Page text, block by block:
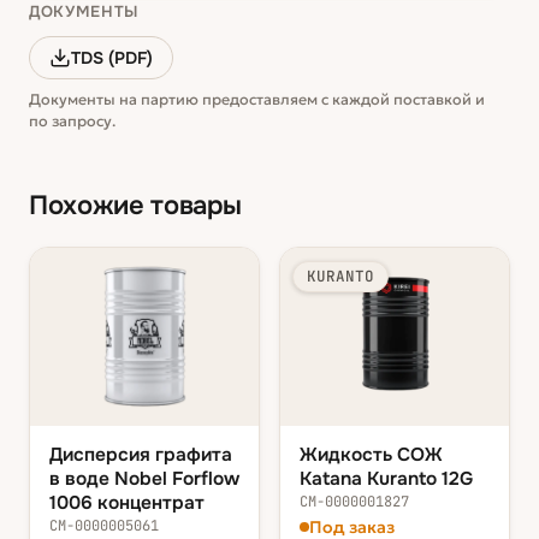
ДОКУМЕНТЫ
TDS (PDF)
Документы на партию предоставляем с каждой поставкой и
по запросу.
Похожие товары
Дисперсия графита
в воде Nobel Forflow
1006 концентрат
СМ-0000005061
KURANTO
Жидкость СОЖ
Katana Kuranto 12G
СМ-0000001827
Под заказ